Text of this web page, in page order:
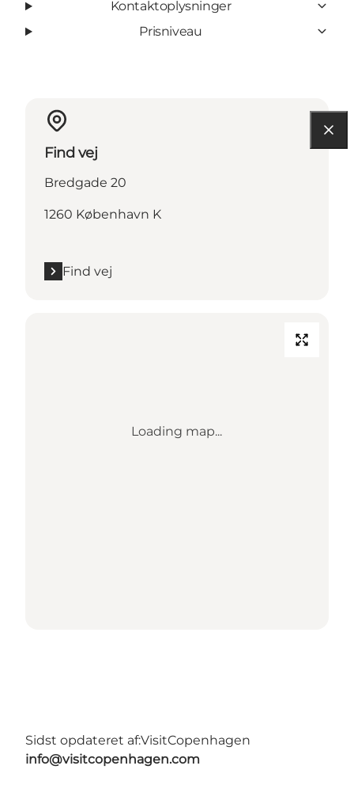
Kontaktoplysninger
Prisniveau
Find vej
Bredgade 20
1260 København K
Find vej
Loading map...
Sidst opdateret af:VisitCopenhagen
info@visitcopenhagen.com